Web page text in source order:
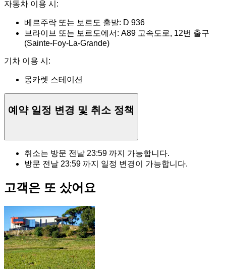
자동차 이용 시:
베르주락 또는 보르도 출발: D 936
브라이브 또는 보르도에서: A89 고속도로, 12번 출구
(Sainte-Foy-La-Grande)
기차 이용 시:
몽카렛 스테이션
예약 일정 변경 및 취소 정책
취소는 방문 전날 23:59 까지 가능합니다.
방문 전날 23:59 까지 일정 변경이 가능합니다.
고객은 또 샀어요